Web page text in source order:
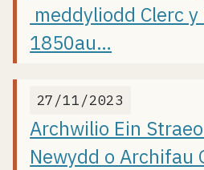
meddyliodd Clerc y
1850au…
27/11/2023
Archwilio Ein
Newydd o Archifau